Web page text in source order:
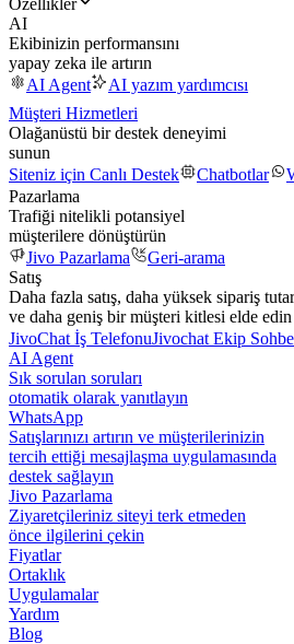
Özellikler
AI
Ekibinizin performansını
yapay zeka ile artırın
AI Agent
AI yazım yardımcısı
Müşteri Hizmetleri
Olağanüstü bir destek deneyimi
sunun
Siteniz için Canlı Destek
Chatbotlar
Pazarlama
Trafiği nitelikli potansiyel
müşterilere dönüştürün
Jivo Pazarlama
Geri-arama
Satış
Daha fazla satış, daha yüksek sipariş
ve daha geniş bir müşteri kitlesi elde edin
JivoChat İş TelefonuJivochat Ekip
AI Agent
Sık sorulan soruları
otomatik olarak yanıtlayın
WhatsApp
Satışlarınızı artırın ve müşterilerinizin
tercih ettiği mesajlaşma uygulamasında
destek sağlayın
Jivo Pazarlama
Ziyaretçileriniz siteyi terk etmeden
önce ilgilerini çekin
Fiyatlar
Ortaklık
Uygulamalar
Yardım
Blog